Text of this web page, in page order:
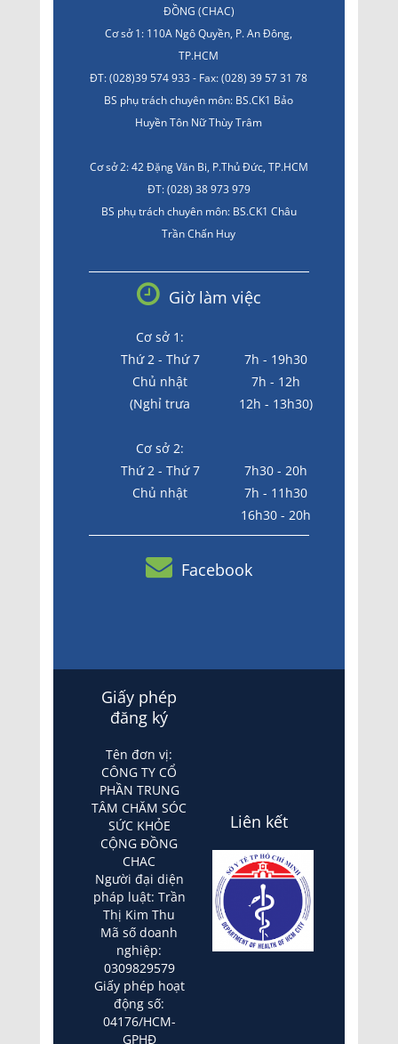
ĐỒNG (CHAC)
Cơ sở 1: 110A Ngô Quyền, P. An Đông,
TP.HCM
ĐT: (028)39 574 933 - Fax: (028) 39 57 31 78
BS phụ trách chuyên môn: BS.CK1 Bảo
Huyền Tôn Nữ Thùy Trâm
Cơ sở 2: 42 Đặng Văn Bi, P.Thủ Đức, TP.HCM
ĐT: (028) 38 973 979
BS phụ trách chuyên môn: BS.CK1 Châu
Trần Chấn Huy
Giờ làm việc
Cơ sở 1:
Thứ 2 - Thứ 7
7h - 19h30
Chủ nhật
7h - 12h
(Nghỉ trưa
12h - 13h30)
Cơ sở 2:
Thứ 2 - Thứ 7
7h30 - 20h
Chủ nhật
7h - 11h30
16h30 - 20h
Facebook
Giấy phép
đăng ký
Tên đơn vị:
CÔNG TY CỔ
PHẦN TRUNG
TÂM CHĂM SÓC
SỨC KHỎE
CỘNG ĐỒNG
CHAC
Người đại diện
pháp luật: Trần
Thị Kim Thu
Mã số doanh
nghiệp:
0309829579
Giấy phép hoạt
động số:
04176/HCM-
GPHĐ
Liên kết